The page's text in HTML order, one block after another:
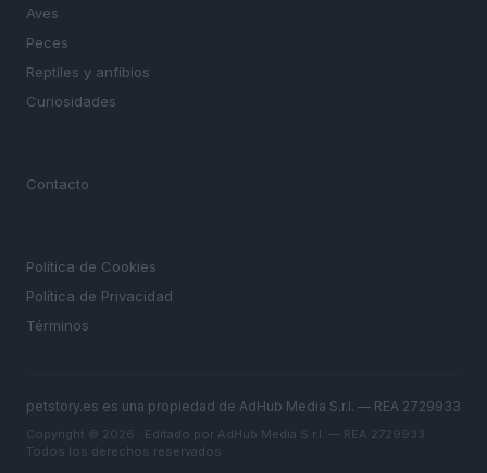
Aves
Peces
Reptiles y anfibios
Curiosidades
Contacto
Política de Cookies
Política de Privacidad
Términos
petstory.es es una propiedad de AdHub Media S.r.l. — REA 2729933
Copyright © 2026 · Editado por AdHub Media S.r.l. — REA 2729933
Todos los derechos reservados